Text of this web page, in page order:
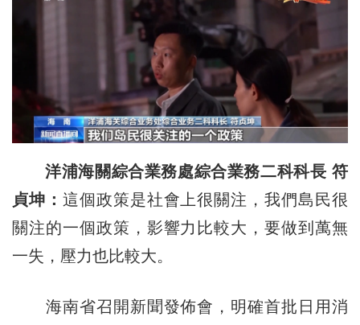
洋浦海關綜合業務處綜合業務二科科長 符
貞坤： 這個政策是社會上很關注，我們島民很
關注的一個政策，影響力比較大，要做到萬無
一失，壓力也比較大。
海南省召開新聞發佈會，明確首批日用消